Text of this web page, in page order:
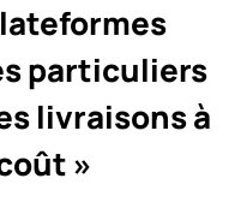
particuliers
livraisons à
»